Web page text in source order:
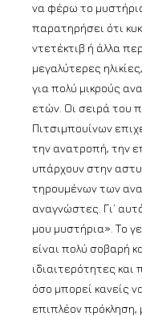
να φέρω το μυστήριο
παρατηρήσει ότι
ντετέκτιβ ή άλλα
μεγαλύτερες
για πολύ μικρούς
ετών. Οι σειρά του
Πιτσιμπουίνων
την ανατροπή, την
υπάρχουν στην
τηρουμένων των
αναγνώστες. Γι’
μου μυστήρια». Το
είναι πολύ σοβαρή
ιδιαιτερότητες
όσο μπορεί κανείς
επιπλέον πρόκληση,